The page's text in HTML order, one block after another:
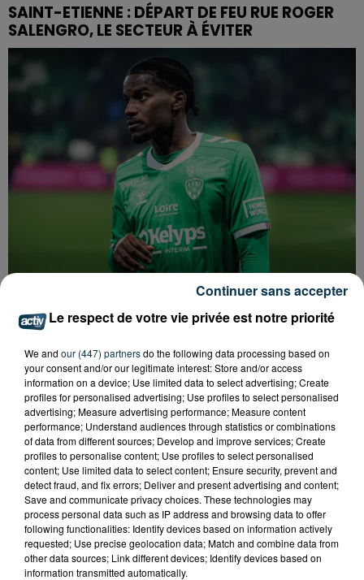
SAINT-ETIENNE : DÉPART DE FEU RUE ROGER
SALENGRO, LE SECTEUR À ÉVITER
ASSE : UN COMMUNIQUÉ COMMUN POUR
Le respect de votre vie privée est notre priorité
We and our (447) partnersdo the following data processing based on
your consent and/or our legitimate interest: Store and/or access
information on a device; Use limited data to select advertising; Create
profiles for personalised advertising; Use profiles to select personalised
advertising; Measure advertising performance; Measure content
performance; Understand audiences through statistics or combinations
of data from different sources; Develop and improve services; Create
profiles to personalise content; Use profiles to select personalised
content; Use limited data to select content; Ensure security, prevent and
detect fraud, and fix errors; Deliver and present advertising and content;
Save and communicate privacy choices. These technologies may
process personal data such as IP address and browsing data to offer
following functionalities: Identify devices based on information actively
requested; Use precise geolocation data; Match and combine data from
other data sources; Link different devices; Identify devices based on
information transmitted automatically.
Continuer sans accepter